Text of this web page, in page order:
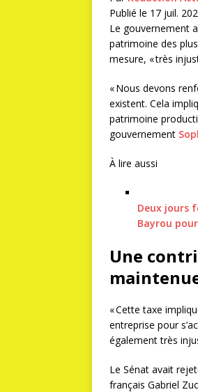
Publié le 17 juil.
Le gouvernement
patrimoine des
mesure, « très
« Nous devons
existent. Cela
patrimoine
gouvernement
À lire aussi
Deux jours
Bayrou
Une
« Cette taxe
entreprise pour
également très
Le Sénat avait
français Gabriel